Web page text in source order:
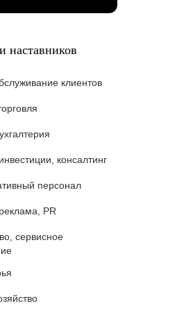
наставников
клиентов
консалтинг
персонал
PR
сервисное